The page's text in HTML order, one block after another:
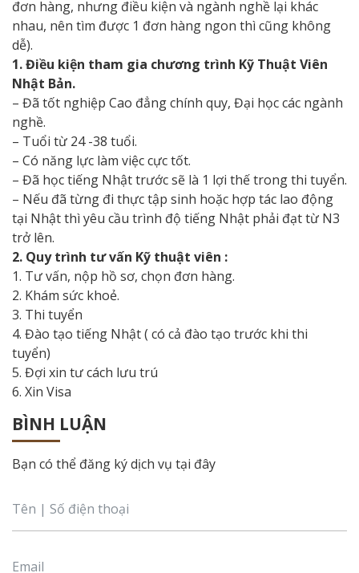
đơn hàng, nhưng điều kiện và ngành nghề lại khác
nhau, nên tìm được 1 đơn hàng ngon thì cũng không
dễ).
1. Điều kiện tham gia chương trình Kỹ Thuật Viên
Nhật Bản.
– Đã tốt nghiệp Cao đẳng chính quy, Đại học các ngành
nghề.
– Tuổi từ 24 -38 tuổi.
– Có năng lực làm việc cực tốt.
– Đã học tiếng Nhật trước sẽ là 1 lợi thế trong thi tuyển.
– Nếu đã từng đi thực tập sinh hoặc hợp tác lao động
tại Nhật thì yêu cầu trình độ tiếng Nhật phải đạt từ N3
trở lên.
2. Quy trình tư vấn Kỹ thuật viên :
1. Tư vấn, nộp hồ sơ, chọn đơn hàng.
2. Khám sức khoẻ.
3. Thi tuyển
4. Đào tạo tiếng Nhật ( có cả đào tạo trước khi thi
tuyển)
5. Đợi xin tư cách lưu trú
6. Xin Visa
BÌNH LUẬN
Bạn có thể đăng ký dịch vụ tại đây